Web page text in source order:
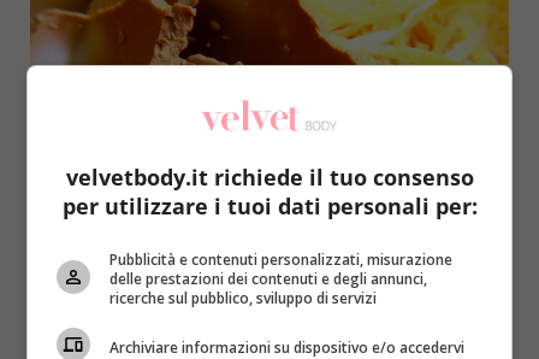
Troppe uova di Pasqua avanzate? Ottime
per realizzare una maschera viso
velvetbody.it richiede il tuo consenso
per utilizzare i tuoi dati personali per:
Pubblicità e contenuti personalizzati, misurazione
delle prestazioni dei contenuti e degli annunci,
ricerche sul pubblico, sviluppo di servizi
Archiviare informazioni su dispositivo e/o accedervi